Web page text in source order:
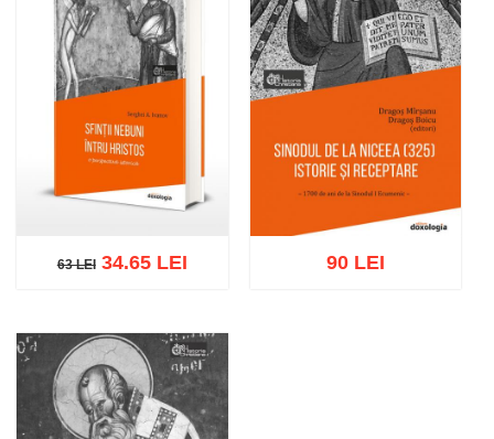
63 LEI
Adaugă în coș Wishlist
63 LEI34.65 LEI 90 LEI